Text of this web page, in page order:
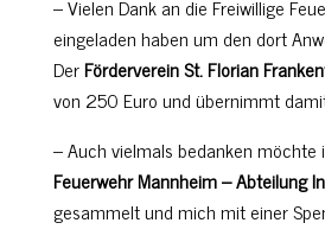
– Vielen Dank an die Freiwillige
eingeladen haben um den dort
DerFörderverein St. Florian
von 250 Euro und übernimmt
– Auch vielmals bedanken
Feuerwehr Mannheim – Abteilung
gesammelt und mich mit einer